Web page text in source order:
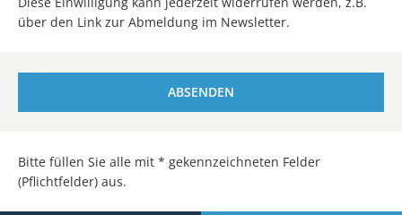
über den Link zur Abmeldung im Newsletter.
ABSENDEN
Bitte füllen Sie alle mit * gekennzeichneten Felder
(Pflichtfelder) aus.